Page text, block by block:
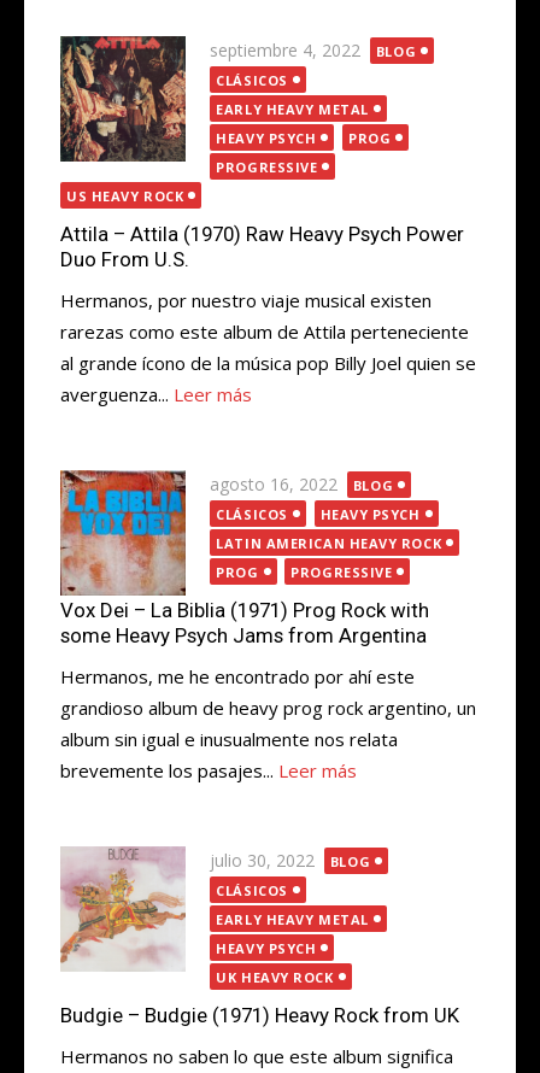
Publicada
el
septiembre 4, 2022
BLOG
CLÁSICOS
EARLY HEAVY METAL
HEAVY PSYCH
PROG
PROGRESSIVE
US HEAVY ROCK
Attila – Attila (1970) Raw Heavy Psych Power
Duo From U.S.
Hermanos, por nuestro viaje musical existen
rarezas como este album de Attila perteneciente
al grande ícono de la música pop Billy Joel quien se
averguenza... Leer más
Publicada
el
agosto 16, 2022
BLOG
CLÁSICOS
HEAVY PSYCH
LATIN AMERICAN HEAVY ROCK
PROG
PROGRESSIVE
Vox Dei – La Biblia (1971) Prog Rock with
some Heavy Psych Jams from Argentina
Hermanos, me he encontrado por ahí este
grandioso album de heavy prog rock argentino, un
album sin igual e inusualmente nos relata
brevemente los pasajes... Leer más
Publicada
el
julio 30, 2022
BLOG
CLÁSICOS
EARLY HEAVY METAL
HEAVY PSYCH
UK HEAVY ROCK
Budgie – Budgie (1971) Heavy Rock from UK
Hermanos no saben lo que este album significa